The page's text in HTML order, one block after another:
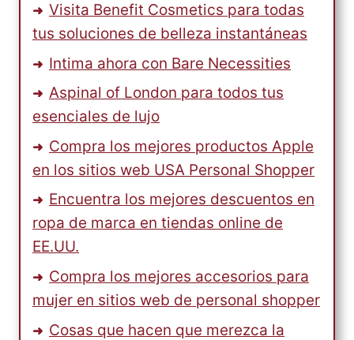
Visita Benefit Cosmetics para todas
tus soluciones de belleza instantáneas
Intima ahora con Bare Necessities
Aspinal of London para todos tus
esenciales de lujo
Compra los mejores productos Apple
en los sitios web USA Personal Shopper
Encuentra los mejores descuentos en
ropa de marca en tiendas online de
EE.UU.
Compra los mejores accesorios para
mujer en sitios web de personal shopper
Cosas que hacen que merezca la